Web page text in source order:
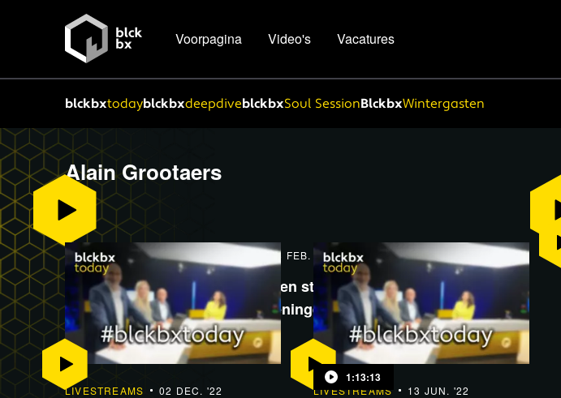
Voorpagina Video's Vacatures
blckbxtodayblckbxdeepdiveblckbxSoul SessionBlckbxWintergasten
Alain Grootaers
54:58 28 FEB. '23
Het Kompas - Rik Torfs: ‘Een sterke samenleving heeft
ruimte voor afwijkende meningen’
LIVESTREAMS 02 DEC. '22
1:13:13
LIVESTREAMS 13 JUN. '22